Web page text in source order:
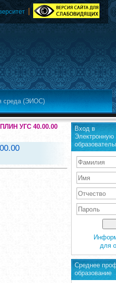
среда (ЭИОС)
УГС 40.00.00
Вход в
для
Среднее
образование